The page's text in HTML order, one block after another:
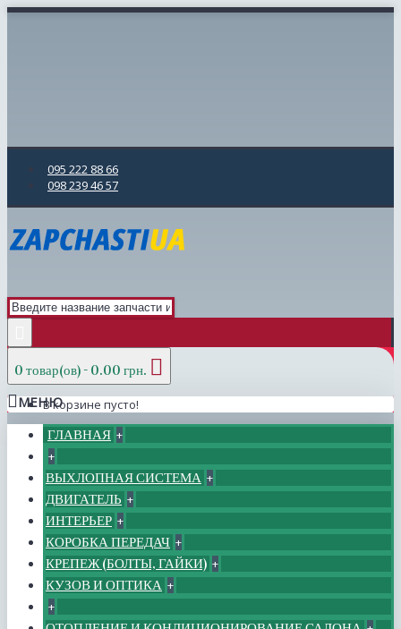
095 222 88 66
098 239 46 57
0 товар(ов) - 0.00 грн.
В корзине пусто!
МЕНЮ
ГЛАВНАЯ +
+
ВЫХЛОПНАЯ СИСТЕМА +
ДВИГАТЕЛЬ +
ИНТЕРЬЕР +
КОРОБКА ПЕРЕДАЧ +
КРЕПЕЖ (БОЛТЫ, ГАЙКИ) +
КУЗОВ И ОПТИКА +
+